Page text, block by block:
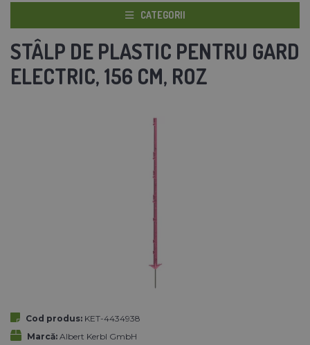
CATEGORII
STÂLP DE PLASTIC PENTRU GARD
ELECTRIC, 156 CM, ROZ
Cod produs: KET-4434938
Marcă: Albert Kerbl GmbH